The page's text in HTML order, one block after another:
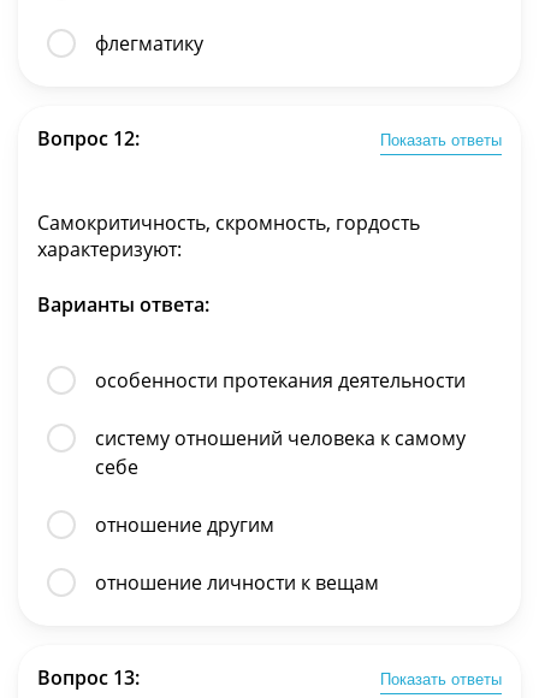
флегматику
Вопрос 12: Показать ответы
Самокритичность, скромность, гордость
характеризуют:
Варианты ответа:
особенности протекания деятельности
систему отношений человека к самому
себе
отношение другим
отношение личности к вещам
Вопрос 13: Показать ответы